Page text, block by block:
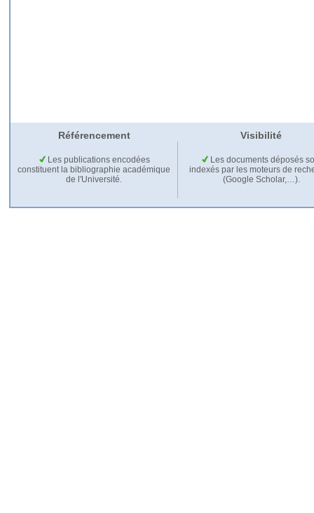
Référencement Visibilité
Les publications encodées
constituent la bibliographie académique
de l'Université.
Les documents déposés
indexés par les moteurs de
(Google Scholar,…).